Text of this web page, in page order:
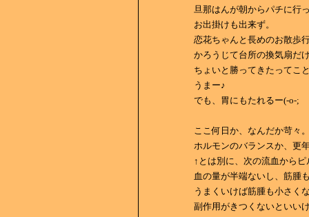
旦那はんが朝からパチに行
お出掛けも出来ず。
恋花ちゃんと長めのお散歩
かろうじて台所の換気扇だ
ちょいと勝ってきたってこ
うまー♪
でも、胃にもたれるー(-o-;
ここ何日か、なんだか苛々
ホルモンのバランスか、更
↑とは別に、次の流血から
血の量が半端ないし、筋腫
うまくいけば筋腫も小さく
副作用がきつくないといい